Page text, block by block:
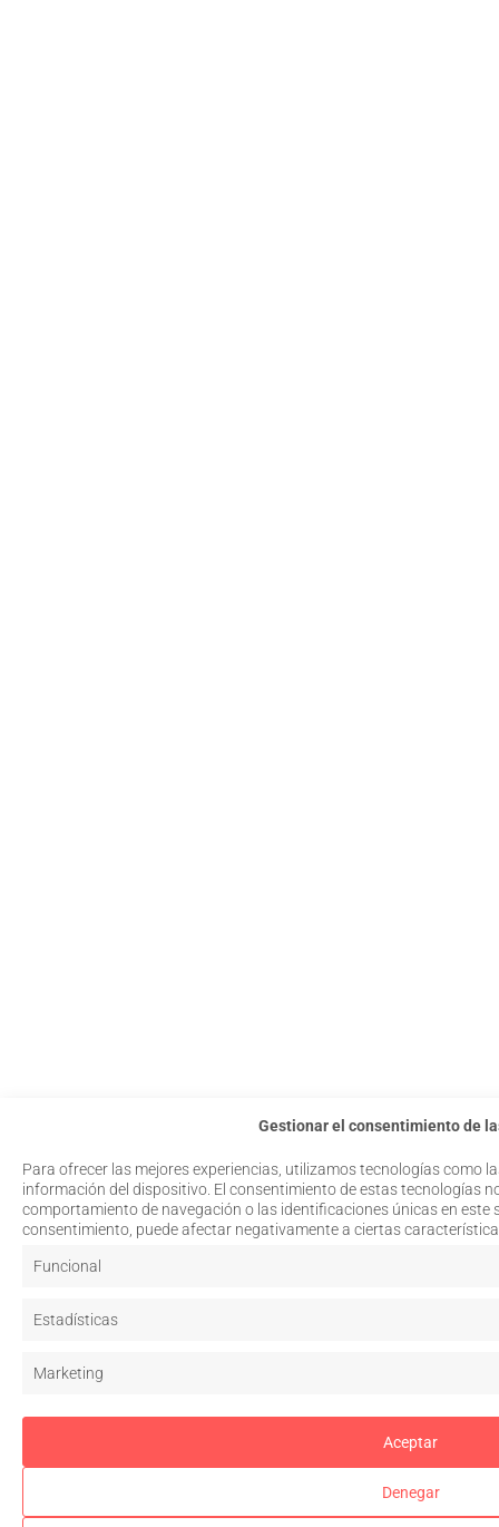
Gestionar el consentimiento de
Para ofrecer las mejores experiencias, utilizamos tecnologías como
información del dispositivo. El consentimiento de estas tecnologías
comportamiento de navegación o las identificaciones únicas en este
consentimiento, puede afectar negativamente a ciertas
Funcional
Estadísticas
Marketing
Aceptar
Denegar